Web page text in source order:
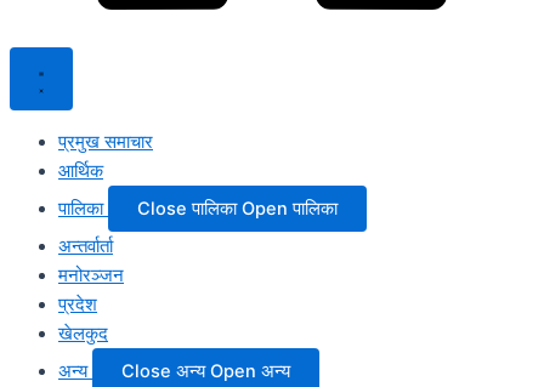
प्रमुख समाचार
आर्थिक
पालिका
Close पालिका Open पालिका
अन्तर्वार्ता
मनोरञ्जन
प्रदेश
खेलकुद
अन्य
Close अन्य Open अन्य